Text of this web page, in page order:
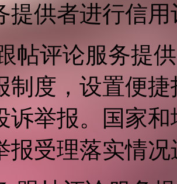
提供者进行信用
帖评论服务提
制度，设置便
诉举报。国家
报受理落实情